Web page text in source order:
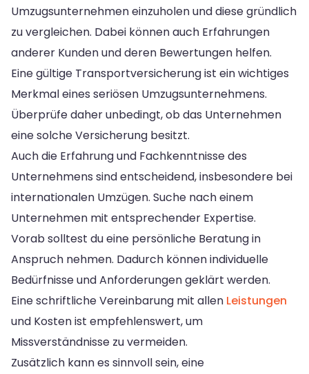
Umzugsunternehmen einzuholen und diese gründlich
zu vergleichen. Dabei können auch Erfahrungen
anderer Kunden und deren Bewertungen helfen.
Eine gültige Transportversicherung ist ein wichtiges
Merkmal eines seriösen Umzugsunternehmens.
Überprüfe daher unbedingt, ob das Unternehmen
eine solche Versicherung besitzt.
Auch die Erfahrung und Fachkenntnisse des
Unternehmens sind entscheidend, insbesondere bei
internationalen Umzügen. Suche nach einem
Unternehmen mit entsprechender Expertise.
Vorab solltest du eine persönliche Beratung in
Anspruch nehmen. Dadurch können individuelle
Bedürfnisse und Anforderungen geklärt werden.
Eine schriftliche Vereinbarung mit allen Leistungen
und Kosten ist empfehlenswert, um
Missverständnisse zu vermeiden.
Zusätzlich kann es sinnvoll sein, eine